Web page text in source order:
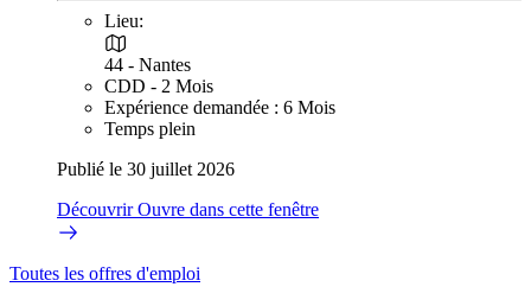
Lieu:
44 - Nantes
CDD - 2 Mois
Expérience demandée : 6 Mois
Temps plein
Publié le 30 juillet 2026
DécouvrirOuvre dans cette fenêtre
Toutes les offres d'emploi